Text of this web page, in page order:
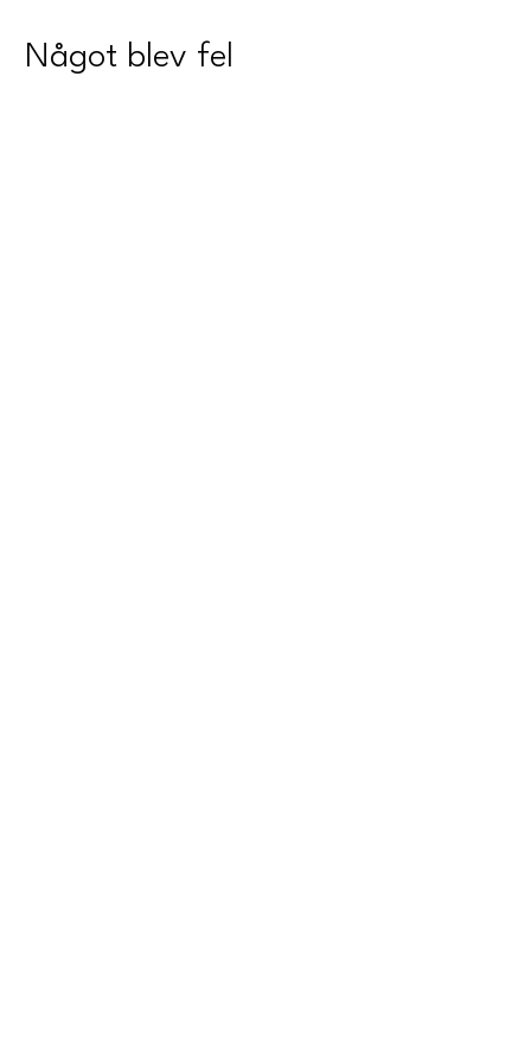
Något blev fel